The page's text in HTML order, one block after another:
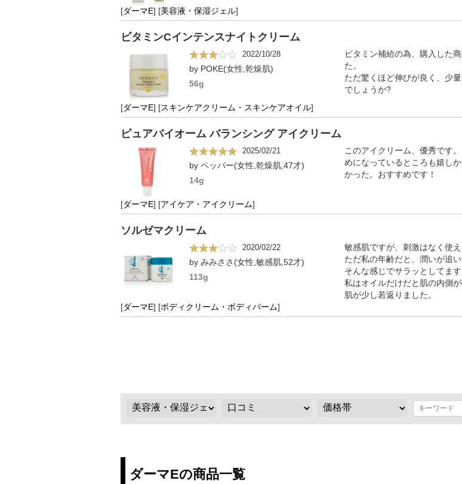
[ダーマE] [美容液・保湿ジェル]
ビタミンCインテンスナイトクリーム
2022/10/28
by POKE(女性,乾燥肌)
56g
ビタミン補給の為、購入した
た。
ただ驚くほど伸びが良く、少
でしょうか?
[ダーマE] [スキンケアクリーム・スキンケアオイル]
ピュアバイオーム バランシング アイクリーム
2025/02/21
by ペッパー(女性,乾燥肌,47才)
14g
このアイクリーム、優秀です
めになっているところも嬉し
かった。おすすめです！
[ダーマE] [アイケア・アイクリーム]
ソルゼマクリーム
2020/02/22
by みみささ(女性,敏感肌,52才)
113g
敏感肌ですが、刺激はなく使え
ただ私の年齢だと、潤いが追
そんな感じでサラッとしてま
私はオイルだけだと肌の内側
肌が少し若返りました。
[ダーマE] [ボディクリーム・ボディバーム]
ダーマEの商品一覧